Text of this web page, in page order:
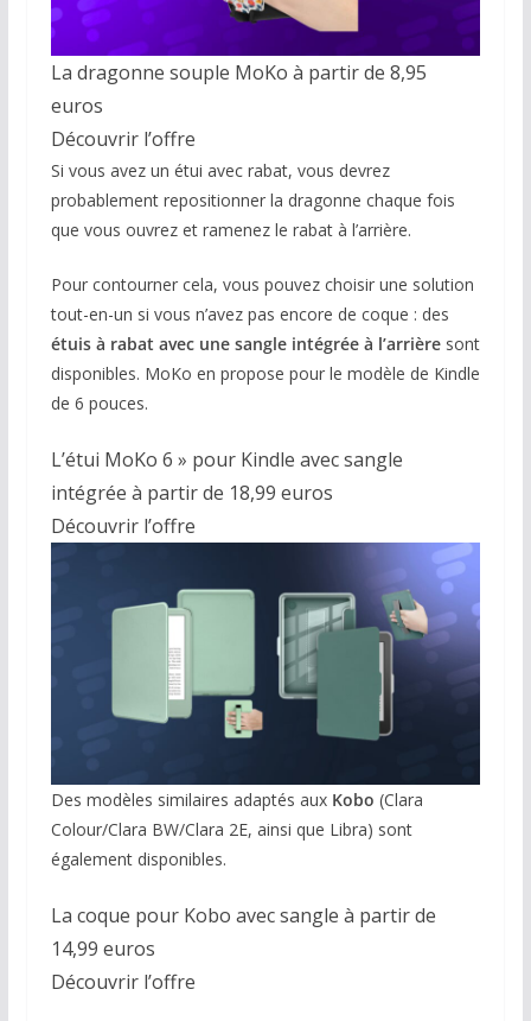
La dragonne souple MoKo à partir de 8,95
euros
Découvrir l’offre
Si vous avez un étui avec rabat, vous devrez
probablement repositionner la dragonne chaque fois
que vous ouvrez et ramenez le rabat à l’arrière.
Pour contourner cela, vous pouvez choisir une solution
tout-en-un si vous n’avez pas encore de coque : des
étuis à rabat avec une sangle intégrée à l’arrièresont
disponibles. MoKo en propose pour le modèle de Kindle
de 6 pouces.
L’étui MoKo 6 » pour Kindle avec sangle
intégrée à partir de 18,99 euros
Découvrir l’offre
Des modèles similaires adaptés aux Kobo (Clara
Colour/Clara BW/Clara 2E, ainsi que Libra) sont
également disponibles.
La coque pour Kobo avec sangle à partir de
14,99 euros
Découvrir l’offre